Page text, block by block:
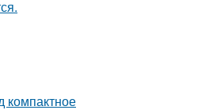
компактное